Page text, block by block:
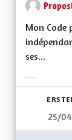
Mon Code
ses...
25/